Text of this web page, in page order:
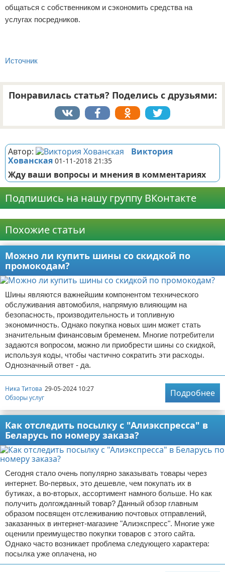
общаться с собственником и сэкономить средства на
услугах посредников.
Источник
Понравилась статья? Поделись с друзьями:
Автор:
Виктория
Хованская 01-11-2018 21:35
Жду ваши вопросы и мнения в комментариях
Подпишись на нашу группу ВКонтакте
Похожие статьи
Можно ли купить шины со скидкой по
промокодам?
Шины являются важнейшим компонентом технического
обслуживания автомобиля, напрямую влияющим на
безопасность, производительность и топливную
экономичность. Однако покупка новых шин может стать
значительным финансовым бременем. Многие потребители
задаются вопросом, можно ли приобрести шины со скидкой,
используя коды, чтобы частично сократить эти расходы.
Однозначный ответ - да.
Ника Титова 29-05-2024 10:27
Обзоры услуг
Подробнее
Как отследить посылку с "Алиэкспресса" в
Беларусь по номеру заказа?
Сегодня стало очень популярно заказывать товары через
интернет. Во-первых, это дешевле, чем покупать их в
бутиках, а во-вторых, ассортимент намного больше. Но как
получить долгожданный товар? Данный обзор главным
образом посвящен отслеживанию почтовых отправлений,
заказанных в интернет-магазине "Алиэкспресс". Многие уже
оценили преимущество покупки товаров с этого сайта.
Однако часто возникает проблема следующего характера:
посылка уже оплачена, но